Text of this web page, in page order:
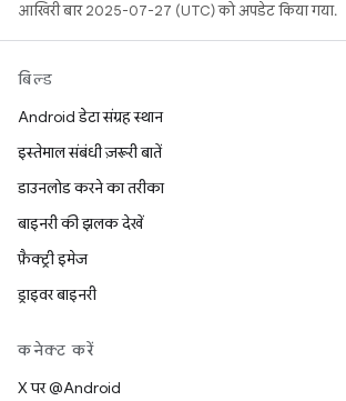
आखिरी बार 2025-07-27 (UTC) को अपडेट किया गया.
बिल्ड
Android डेटा संग्रह स्थान
इस्तेमाल संबंधी ज़रूरी बातें
डाउनलोड करने का तरीका
बाइनरी की झलक देखें
फ़ैक्ट्री इमेज
ड्राइवर बाइनरी
कनेक्ट करें
X पर @Android